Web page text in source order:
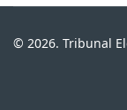
© 2026. Tribunal